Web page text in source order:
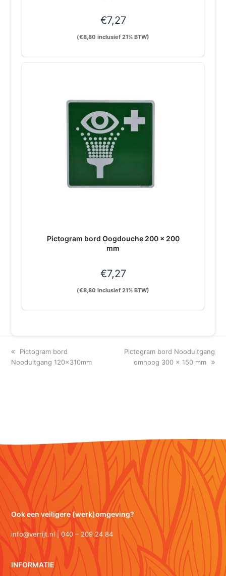
€7,27
(€8,80 inclusief 21% BTW)
Pictogram bord Oogdouche 200 x 200
mm
€7,27
(€8,80 inclusief 21% BTW)
previous
post:
Pictogram bord
Nooduitgang 120x310mm
next
post:
Pictogram bord Nooduitgang
omhoog 300 x 150 mm
Ook een veiligere (werk)omgeving?
info@verrijt.nl | 040 – 209 24 84
INFORMATIE